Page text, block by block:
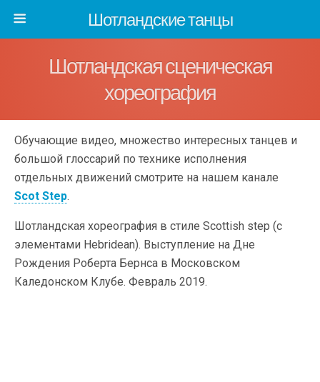
Шотландские танцы
Шотландская сценическая
хореография
Обучающие видео, множество интересных танцев и
большой глоссарий по технике исполнения
отдельных движений смотрите на нашем канале
Scot Step.
Шотландская хореография в стиле Scottish step (с
элементами Hebridean). Выступление на Дне
Рождения Роберта Бернса в Московском
Каледонском Клубе. Февраль 2019.